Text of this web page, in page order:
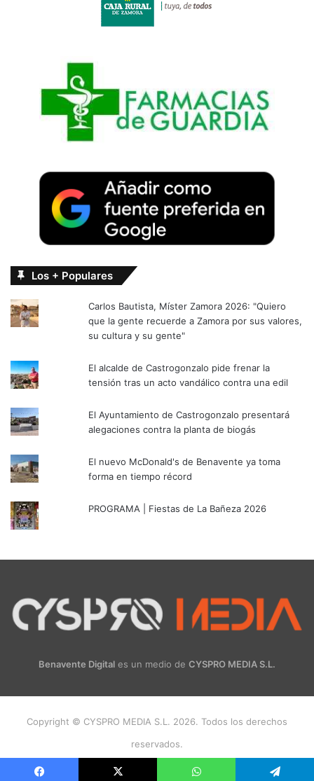
Los + Populares
Carlos Bautista, Míster Zamora 2026: "Quiero
que la gente recuerde a Zamora por sus valores,
su cultura y su gente"
El alcalde de Castrogonzalo pide frenar la
tensión tras un acto vandálico contra una edil
El Ayuntamiento de Castrogonzalo presentará
alegaciones contra la planta de biogás
El nuevo McDonald's de Benavente ya toma
forma en tiempo récord
PROGRAMA | Fiestas de La Bañeza 2026
Benavente Digital es un medio de CYSPRO MEDIA S.L.
Copyright © CYSPRO MEDIA S.L. 2026. Todos los derechos
reservados.
Instagram